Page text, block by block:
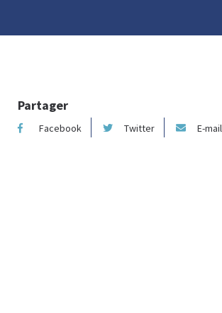
Partager
Facebook Twitter E-mail